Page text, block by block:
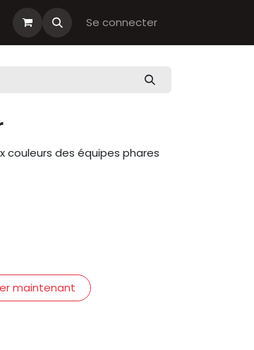
Boutiques Club Se connecter
couleurs des équipes phares
maintenant